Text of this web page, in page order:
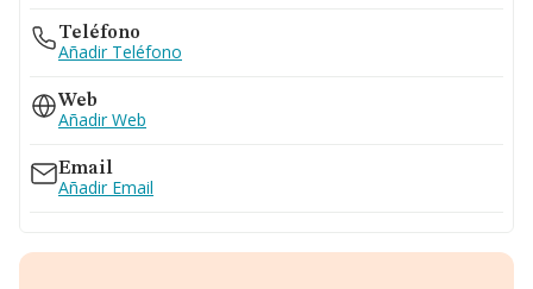
Teléfono
Añadir Teléfono
Web
Añadir Web
Email
Añadir Email